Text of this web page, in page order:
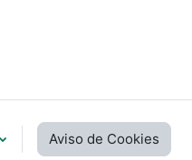
Aviso de Cookies